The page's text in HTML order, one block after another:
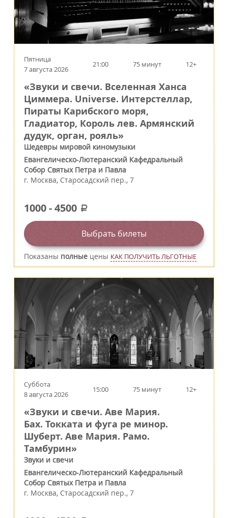
Пятница
7 августа 2026
21:00 75 минут 12+
«Звуки и свечи. Вселенная Ханса
Циммера. Universe. Интерстеллар,
Пираты Карибского моря,
Гладиатор, Король лев. Армянский
дудук, орган, рояль»
Шедевры мировой киномузыки
Евангелическо-Лютеранский Кафедральный
Собор Святых Петра и Павла
г. Москва, Старосадский пер., 7
1000-4500 a
Выбрать билеты
Показаны полные цены КАК ПОЛУЧИТЬ ЛЬГОТНЫЕ
Суббота
8 августа 2026
15:00 75 минут 12+
«Звуки и свечи. Аве Мария.
Бах. Токката и фуга ре минор.
Шуберт. Аве Мария. Рамо.
Тамбурин»
Звуки и свечи
Евангелическо-Лютеранский Кафедральный
Собор Святых Петра и Павла
г. Москва, Старосадский пер., 7